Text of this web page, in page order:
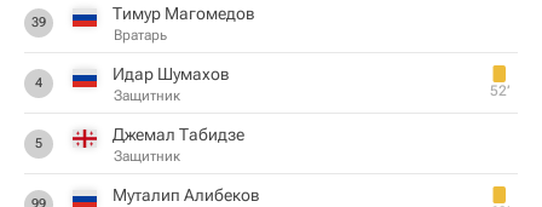
39 Тимур Магомедов
Вратарь
4 Идар Шумахов
Защитник 52‎’‎
5 Джемал Табидзе
Защитник
99 Муталип Алибеков